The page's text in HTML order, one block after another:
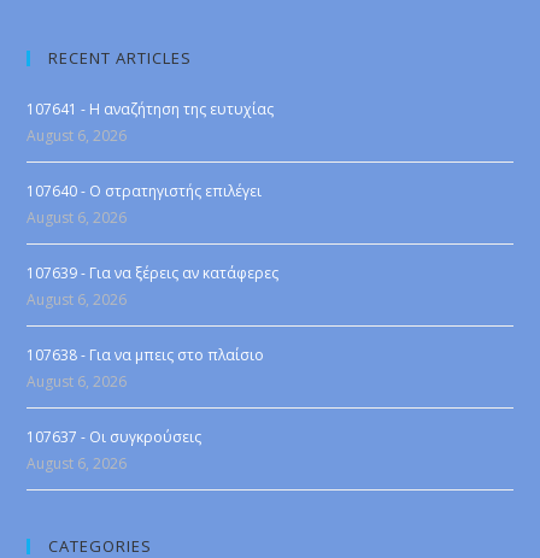
RECENT ARTICLES
107641 - Η αναζήτηση της ευτυχίας
August 6, 2026
107640 - Ο στρατηγιστής επιλέγει
August 6, 2026
107639 - Για να ξέρεις αν κατάφερες
August 6, 2026
107638 - Για να μπεις στο πλαίσιο
August 6, 2026
107637 - Οι συγκρούσεις
August 6, 2026
CATEGORIES